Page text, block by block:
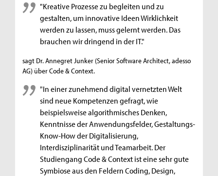
"Kreative Prozesse zu begleiten und zu
gestalten, um innovative Ideen Wirklichkeit
werden zu lassen, muss gelernt werden. Das
brauchen wir dringend in der IT."
sagt Dr. Annegret Junker (Senior Software Architect, adesso
AG) über Code & Context.
"In einer zunehmend digital vernetzten Welt
sind neue Kompetenzen gefragt, wie
beispielsweise algorithmisches Denken,
Kenntnisse der Anwendungsfelder, Gestaltungs-
Know-How der Digitalisierung,
Interdisziplinarität und Teamarbeit. Der
Studiengang Code & Context ist eine sehr gute
Symbiose aus den Feldern Coding, Design,